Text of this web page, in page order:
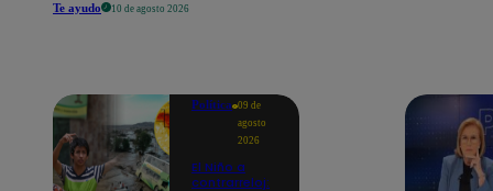
Te ayudo 10 de agosto 2026
Política 09 de
agosto
2026
El Niño a
contrarreloj: